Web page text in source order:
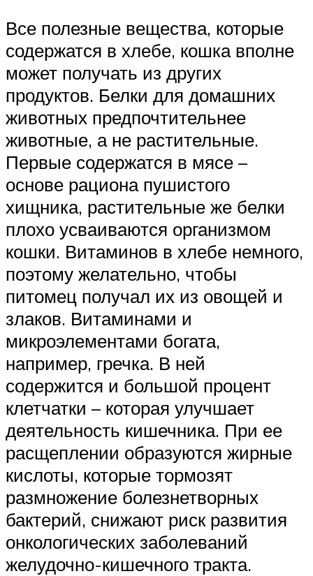
Все полезные вещества, которые
содержатся в хлебе, кошка вполне
может получать из других
продуктов. Белки для домашних
животных предпочтительнее
животные, а не растительные.
Первые содержатся в мясе –
основе рациона пушистого
хищника, растительные же белки
плохо усваиваются организмом
кошки. Витаминов в хлебе немного,
поэтому желательно, чтобы
питомец получал их из овощей и
злаков. Витаминами и
микроэлементами богата,
например, гречка. В ней
содержится и большой процент
клетчатки – которая улучшает
деятельность кишечника. При ее
расщеплении образуются жирные
кислоты, которые тормозят
размножение болезнетворных
бактерий, снижают риск развития
онкологических заболеваний
желудочно-кишечного тракта.